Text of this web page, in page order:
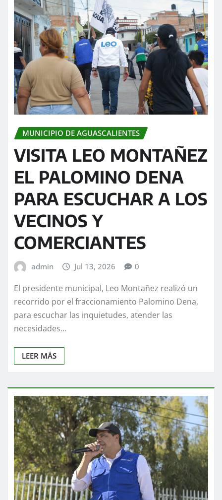
MUNICIPIO DE AGUASCALIENTES
VISITA LEO MONTAÑEZ
EL PALOMINO DENA
PARA ESCUCHAR A LOS
VECINOS Y
COMERCIANTES
admin Jul 13, 2026 0
El presidente municipal, Leo Montañez realizó un
recorrido por el fraccionamiento Palomino Dena,
para escuchar las inquietudes, atender las
necesidades…
LEER MÁS